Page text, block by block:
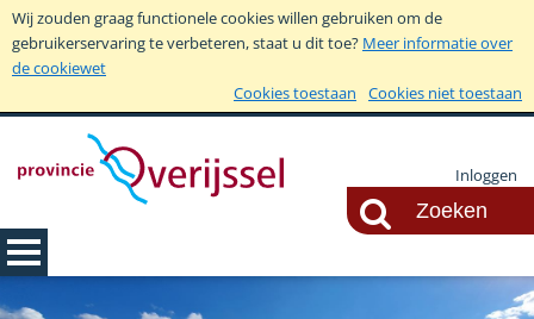
Wij zouden graag functionele cookies willen gebruiken om de
gebruikerservaring te verbeteren, staat u dit toe? Meer informatie over
de cookiewet
Cookies toestaan
Cookies niet toestaan
Inloggen